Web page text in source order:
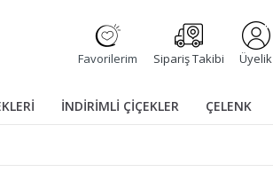
Favorilerim Sipariş Takibi Üyelik
İNDİRİMLİ ÇİÇEKLER ÇELENK